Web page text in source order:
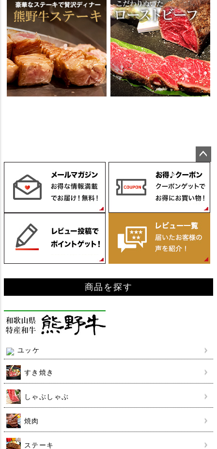
ジト
ップ
へ
商品を探す
ユッケ
すき焼き
しゃぶしゃぶ
焼肉
ステーキ